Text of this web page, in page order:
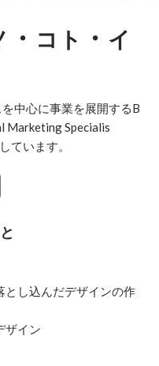
・ コト ・ イ
中心に事業を展開するB
Marketing Specialis
ています。
とし込んだデザインの作
ザイン